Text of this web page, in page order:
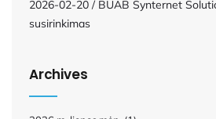
2026-02-20 / BUAB Synternet
susirinkimas
Archives